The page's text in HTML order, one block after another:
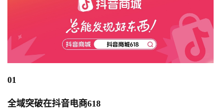
01
全域突破在抖音电商618